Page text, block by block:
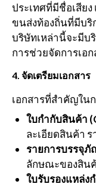
ประเทศที่มีชื่อเสียง
ขนส่งท้องถิ่นที่มีบริ
บริษัทเหล่านี้จะมีบ
การช่วยจัดการเอ
4. จัดเตรียมเอกสาร
เอกสารที่สำคัญใน
ใบกำกับสินค้า
ละเอียดสินค้า
รายการบรรจุ
ลักษณะของสิน
ใบรับรองแหล่ง